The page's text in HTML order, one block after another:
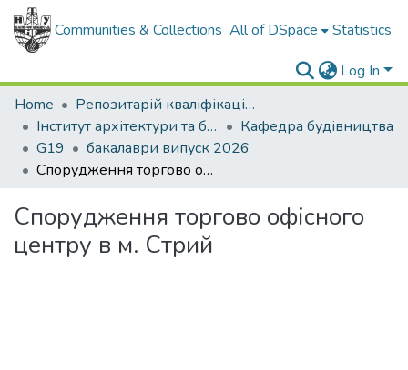
Communities & Collections All of DSpace Statistics
Log In
Home
Репозитарій кваліфікаційних робіт здобувачів вищої освіти
Інститут архітектури та будівництва "ІФНТУНГ-ДонНАБА"
Кафедра будівництва
G19
бакалаври випуск 2026
Спорудження торгово офісного центру в м. Стрий
Спорудження торгово офісного
центру в м. Стрий